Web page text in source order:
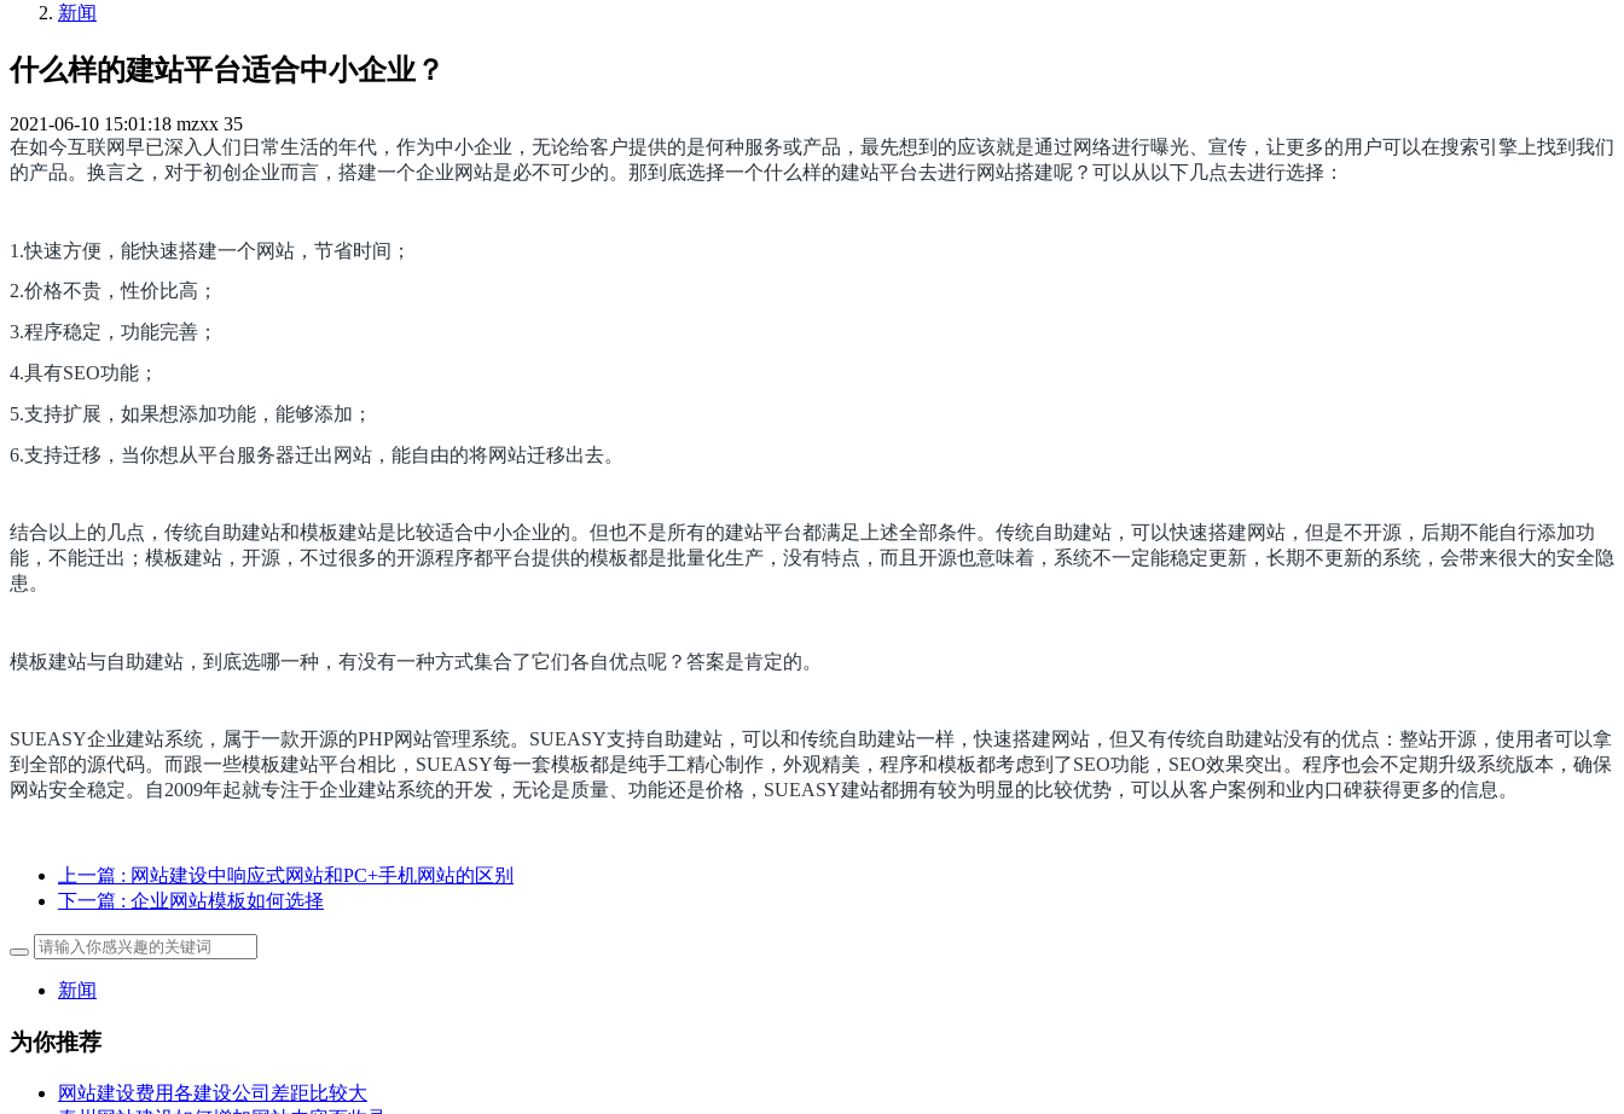
新闻
什么样的建站平台适合中小企业？
2021-06-10 15:01:18 mzxx 35
在如今互联网早已深入人们日常生活的年代，作为中小企业，无论给客户提供的是何种服务或产品，最先想到的应该就是通过网络进行曝光、宣传，让更多的用户可以在搜索引擎上找到我们
的产品。换言之，对于初创企业而言，搭建一个企业网站是必不可少的。那到底选择一个什么样的建站平台去进行网站搭建呢？可以从以下几点去进行选择：
1.快速方便，能快速搭建一个网站，节省时间；
2.价格不贵，性价比高；
3.程序稳定，功能完善；
4.具有SEO功能；
5.支持扩展，如果想添加功能，能够添加；
6.支持迁移，当你想从平台服务器迁出网站，能自由的将网站迁移出去。
结合以上的几点，传统自助建站和模板建站是比较适合中小企业的。但也不是所有的建站平台都满足上述全部条件。传统自助建站，可以快速搭建网站，但是不开源，后期不能自行添加功
能，不能迁出；模板建站，开源，不过很多的开源程序都平台提供的模板都是批量化生产，没有特点，而且开源也意味着，系统不一定能稳定更新，长期不更新的系统，会带来很大的安全隐
患。
模板建站与自助建站，到底选哪一种，有没有一种方式集合了它们各自优点呢？答案是肯定的。
SUEASY企业建站系统，属于一款开源的PHP网站管理系统。SUEASY支持自助建站，可以和传统自助建站一样，快速搭建网站，但又有传统自助建站没有的优点：整站开源，使用者可以拿
到全部的源代码。而跟一些模板建站平台相比，SUEASY每一套模板都是纯手工精心制作，外观精美，程序和模板都考虑到了SEO功能，SEO效果突出。程序也会不定期升级系统版本，确保
网站安全稳定。自2009年起就专注于企业建站系统的开发，无论是质量、功能还是价格，SUEASY建站都拥有较为明显的比较优势，可以从客户案例和业内口碑获得更多的信息。
上一篇 : 网站建设中响应式网站和PC+手机网站的区别
下一篇 : 企业网站模板如何选择
新闻
为你推荐
网站建设费用各建设公司差距比较大